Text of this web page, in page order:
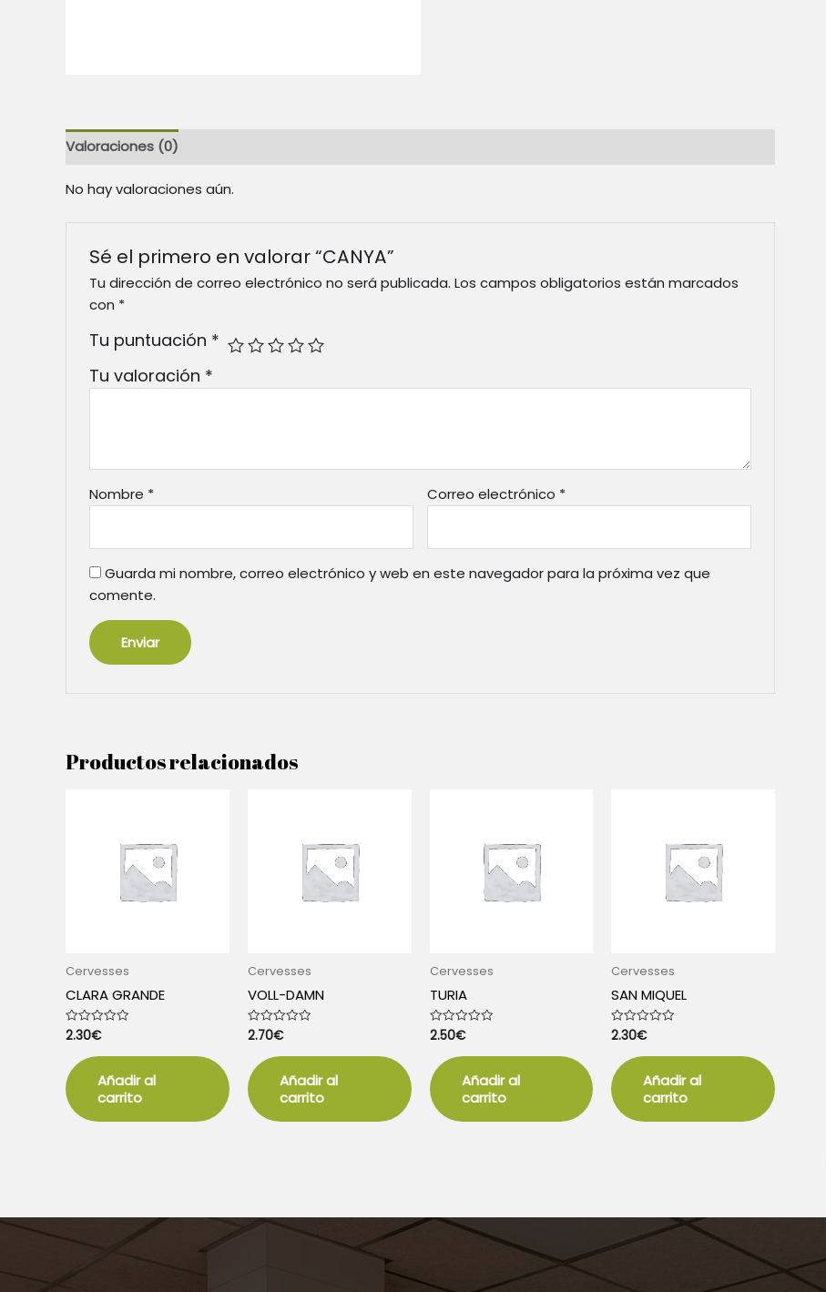
Valoraciones (0)
No hay valoraciones aún.
Sé el primero en valorar “CANYA”
Tu dirección de correo electrónico no será publicada. Los campos obligatorios están marcados
con *
Tu puntuación *
Tu valoración *
Nombre * Correo electrónico *
Guarda mi nombre, correo electrónico y web en este navegador para la próxima vez que
comente.
Productos relacionados
Cervesses
CLARA GRANDE
Valorado
con
de
5
2.30€
Añadir al
carrito
Cervesses
VOLL-DAMN
Valorado
con
de
5
2.70€
Añadir al
carrito
Cervesses
TURIA
Valorado
con
de
5
2.50€
Añadir al
carrito
Cervesses
SAN MIQUEL
Valorado
con
de
5
2.30€
Añadir al
carrito